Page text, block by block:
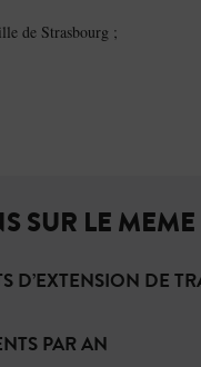
de Strasbourg ;
SUR LE
D’EXTENSION DE
PAR AN